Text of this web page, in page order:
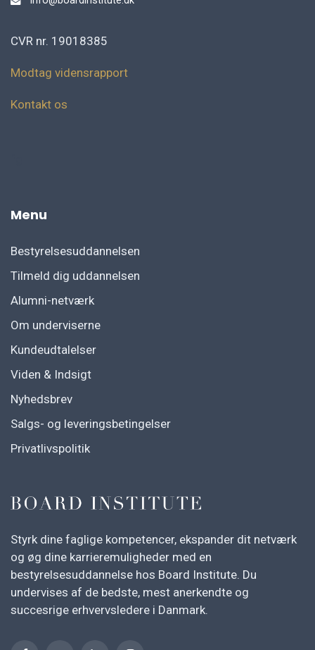
CVR nr. 19018385
Modtag vidensrapport
Kontakt os
Menu
Bestyrelsesuddannelsen
Tilmeld dig uddannelsen
Alumni-netværk
Om underviserne
Kundeudtalelser
Viden & Indsigt
Nyhedsbrev
Salgs- og leveringsbetingelser
Privatlivspolitik
Styrk dine faglige kompetencer, ekspander dit netværk
og øg dine karrieremuligheder med en
bestyrelsesuddannelse hos Board Institute. Du
undervises af de bedste, mest anerkendte og
succesrige erhvervsledere i Danmark.